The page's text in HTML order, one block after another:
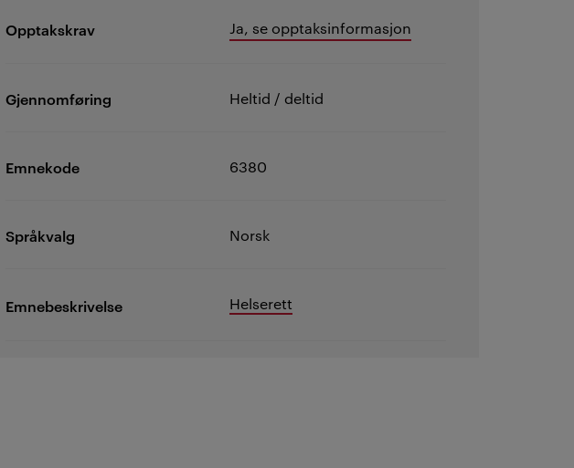
Opptakskrav Ja, se opptaksinformasjon
Gjennomføring Heltid / deltid
Emnekode 6380
Språkvalg Norsk
Emnebeskrivelse Helserett